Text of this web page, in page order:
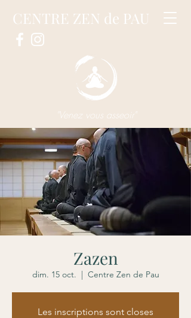
CENTRE ZEN de PAU
"Venez vous asseoir"
Zazen
dim. 15 oct.
  |
Centre Zen de Pau
Les inscriptions sont closes